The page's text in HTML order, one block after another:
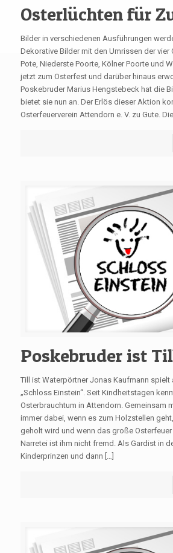
Osterlüchten für
Bilder in verschiedenen Ausführungen
Dekorative Bilder mit den Umrissen der vier
Pote, Niederste Poorte, Kölner Poorte und
jetzt zum Osterfest und darüber hinaus
Poskebruder Marius Hengstebeck hat die
bietet sie nun an. Der Erlös dieser Aktion
Osterfeuerverein Attendorn e. V. zu Gute.
Poskebruder ist
Till ist Waterpörtner Jonas Kaufmann spielt
„Schloss Einstein“. Seit Kindheitstagen
Osterbrauchtum in Attendorn. Gemeinsam
immer dabei, wenn es zum Holzstellen
geholt wird und wenn das große
Narretei ist ihm nicht fremd. Als Gardist in
Kinderprinzen und dann […]